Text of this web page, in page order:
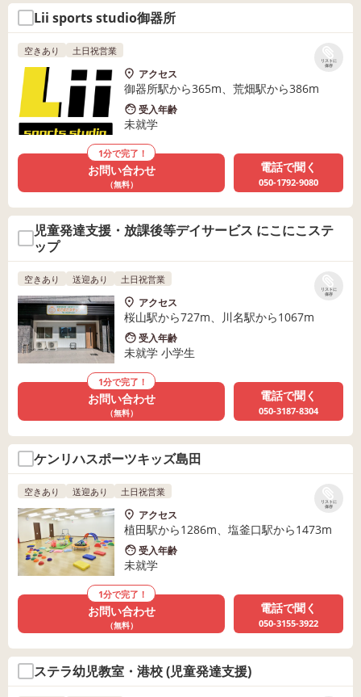
Lii sports studio御器所
リストに
保存
空きあり 土日祝営業
アクセス
御器所駅から365m、荒畑駅から386m
受入年齢
未就学
1分で完了！
お問い合わせ
（無料）
電話で聞く
050-1792-9080
児童発達支援・放課後等デイサービス にこにこステ
ップ
リストに
保存
空きあり 送迎あり 土日祝営業
アクセス
桜山駅から727m、川名駅から1067m
受入年齢
未就学 小学生
1分で完了！
お問い合わせ
（無料）
電話で聞く
050-3187-8304
ケンリハスポーツキッズ島田
リストに
保存
空きあり 送迎あり 土日祝営業
アクセス
植田駅から1286m、塩釜口駅から1473m
受入年齢
未就学
1分で完了！
お問い合わせ
（無料）
電話で聞く
050-3155-3922
ステラ幼児教室・港校 (児童発達支援)